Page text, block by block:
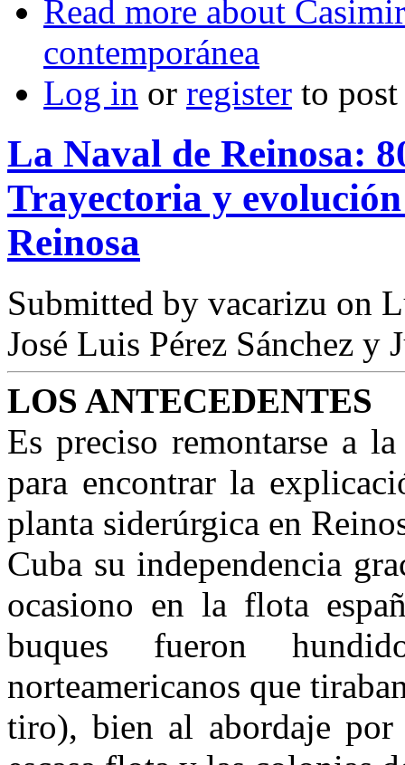
Read more about
contemporánea
Log in or register to
La Naval de Reinosa:
Trayectoria y
Reinosa
Submitted by vacarizu on
José Luis Pérez Sánchez y
LOS ANTECEDENTES
Es preciso remontarse a
para encontrar la
planta siderúrgica en
Cuba su independencia
ocasiono en la flota
buques fueron
norteamericanos que
tiro), bien al abordaje por